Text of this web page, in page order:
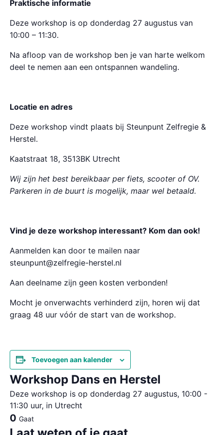
Praktische informatie
Deze workshop is op donderdag 27 augustus van
10:00 – 11:30.
Na afloop van de workshop ben je van harte welkom
deel te nemen aan een ontspannen wandeling.
Locatie en adres
Deze workshop vindt plaats bij Steunpunt Zelfregie &
Herstel.
Kaatstraat 18, 3513BK Utrecht
Wij zijn het best bereikbaar per fiets, scooter of OV.
Parkeren in de buurt is mogelijk, maar wel betaald.
Vind je deze workshop interessant? Kom dan ook!
Aanmelden kan door te mailen naar
steunpunt@zelfregie-herstel.nl
Aan deelname zijn geen kosten verbonden!
Mocht je onverwachts verhinderd zijn, horen wij dat
graag 48 uur vóór de start van de workshop.
Toevoegen aan kalender
Workshop Dans en Herstel
Deze workshop is op donderdag 27 augustus, 10:00 -
11:30 uur, in Utrecht
0 Gaat